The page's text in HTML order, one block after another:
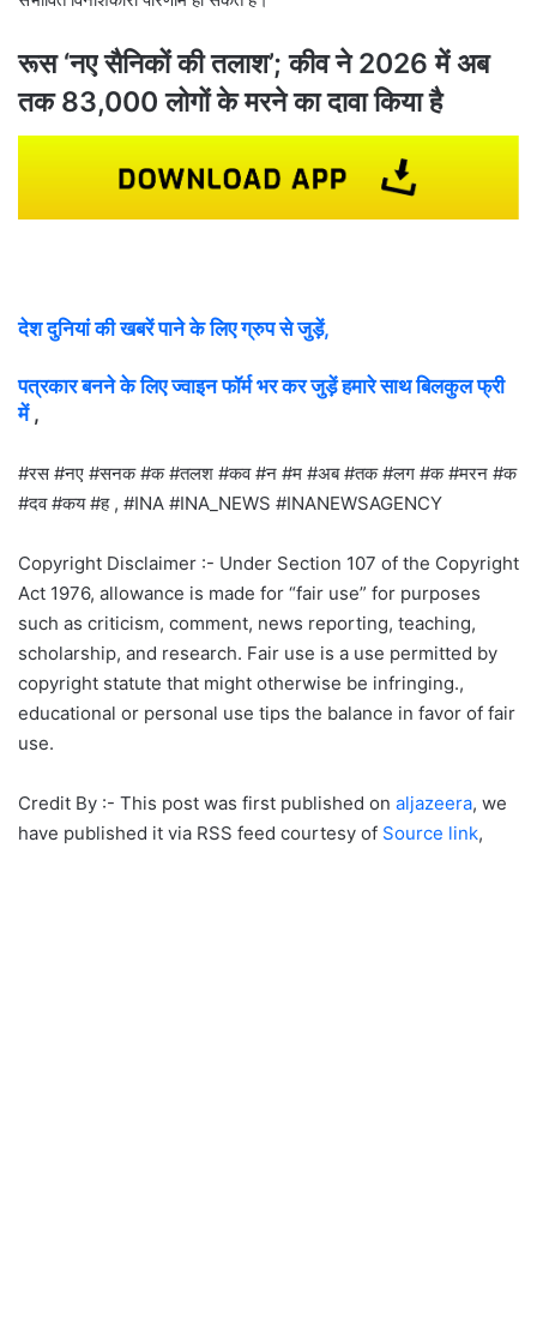
रूस ‘नए सैनिकों की तलाश’; कीव ने 2026 में अब
तक 83,000 लोगों के मरने का दावा किया है
देश दुनियां की खबरें पाने के लिए ग्रुप से जुड़ें,
पत्रकार बनने के लिए ज्वाइन फॉर्म भर कर जुड़ें हमारे साथ बिलकुल फ्री
में ,
#रस #नए #सनक #क #तलश #कव #न #म #अब #तक #लग #क #मरन #क
#दव #कय #ह , #INA #INA_NEWS #INANEWSAGENCY
Copyright Disclaimer :- Under Section 107 of the Copyright
Act 1976, allowance is made for “fair use” for purposes
such as criticism, comment, news reporting, teaching,
scholarship, and research. Fair use is a use permitted by
copyright statute that might otherwise be infringing.,
educational or personal use tips the balance in favor of fair
use.
Credit By :- This post was first published on aljazeera, we
have published it via RSS feed courtesy of Source link,